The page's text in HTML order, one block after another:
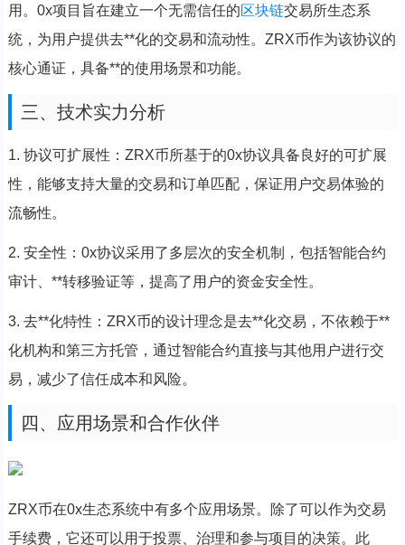
用。0x项目旨在建立一个无需信任的区块链交易所生态系
统，为用户提供去**化的交易和流动性。ZRX币作为该协议的
核心通证，具备**的使用场景和功能。
三、技术实力分析
1. 协议可扩展性：ZRX币所基于的0x协议具备良好的可扩展
性，能够支持大量的交易和订单匹配，保证用户交易体验的
流畅性。
2. 安全性：0x协议采用了多层次的安全机制，包括智能合约
审计、**转移验证等，提高了用户的资金安全性。
3. 去**化特性：ZRX币的设计理念是去**化交易，不依赖于**
化机构和第三方托管，通过智能合约直接与其他用户进行交
易，减少了信任成本和风险。
四、应用场景和合作伙伴
ZRX币在0x生态系统中有多个应用场景。除了可以作为交易
手续费，它还可以用于投票、治理和参与项目的决策。此